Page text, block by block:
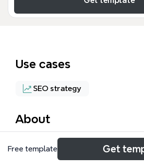
Use cases
SEO strategy
About
Этот SEO шаблон Xmind
структурированный план
Free template Get